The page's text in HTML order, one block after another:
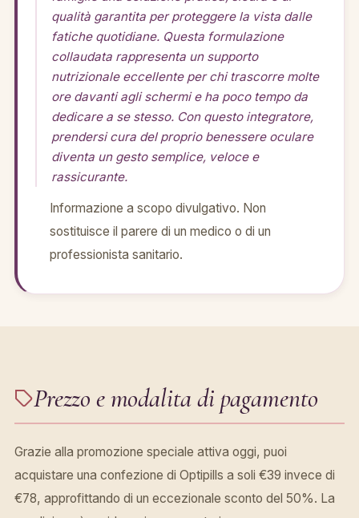
qualità garantita per proteggere la vista dalle
fatiche quotidiane. Questa formulazione
collaudata rappresenta un supporto
nutrizionale eccellente per chi trascorre molte
ore davanti agli schermi e ha poco tempo da
dedicare a se stesso. Con questo integratore,
prendersi cura del proprio benessere oculare
diventa un gesto semplice, veloce e
rassicurante.
Informazione a scopo divulgativo. Non
sostituisce il parere di un medico o di un
professionista sanitario.
Prezzo e modalita di pagamento
Grazie alla promozione speciale attiva oggi, puoi
acquistare una confezione di Optipills a soli €39 invece di
€78, approfittando di un eccezionale sconto del 50%. La